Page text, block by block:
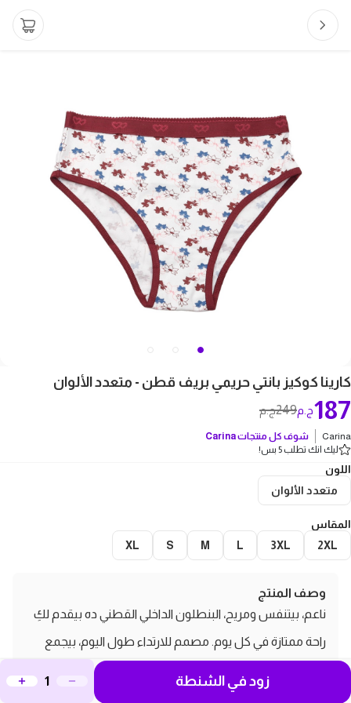
كارينا كوكيز بانتي حريمي بريف قطن - متعدد الألوان
249ج.م 187ج.م
Carina شوف كل منتجاتCarina
ليك انك تطلب 5 بس!
اللون
متعدد الألوان
المقاس
2XL
3XL
L
M
S
XL
وصف المنتج
ناعم، بيتنفس ومريح، البنطلون الداخلي القطني ده بيقدم لكِ
راحة ممتازة في كل يوم. مصمم للارتداء طول اليوم، بيجمع
مميزات و مواصفات كارينا كوكيز بانتي
زود في الشنطة